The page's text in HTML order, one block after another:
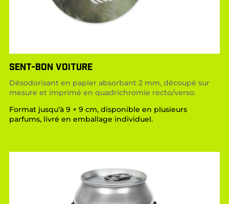
SENT-BON VOITURE
Désodorisant en papier absorbant 2 mm, découpé sur
mesure et imprimé en quadrichromie recto/verso.
Format jusqu’à 9 × 9 cm, disponible en plusieurs
parfums, livré en emballage individuel.